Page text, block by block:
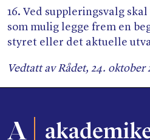
16. Ved suppleringsvalg
som mulig legge frem en
styret eller det aktuelle
Vedtatt av Rådet, 24. oktober